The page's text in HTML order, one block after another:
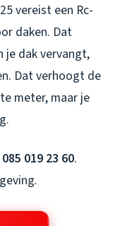
vereist een Rc-
daken. Dat
je dak vervangt,
Dat verhoogt de
meter, maar je
019 23 60.